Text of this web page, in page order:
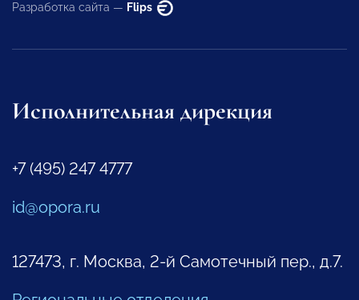
Разработка сайта — Flips
Исполнительная дирекция
+7 (495) 247 4777
id@opora.ru
127473, г. Москва, 2-й Самотечный пер., д.7.